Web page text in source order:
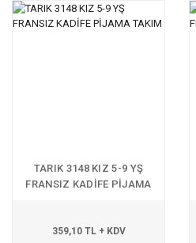
TARIK 3148 KIZ 5-9 YŞ
FRANSIZ KADİFE PİJAMA
359,10 TL + KDV